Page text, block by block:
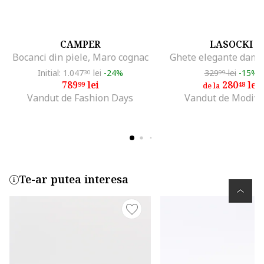
CAMPER
Bocanci din piele, Maro cognac
Initial: 1.04730 lei -24%
78999lei
Vandut de Fashion Days
LASOCKI
Ghete elegante
32999lei -15%
de la 28048 lei
Vandut de
Te-ar putea interesa